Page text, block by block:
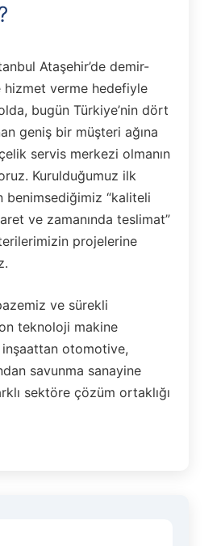
Ataşehir’de demir-
verme hedefiyle
bugün Türkiye’nin dört
geniş bir müşteri ağına
servis merkezi olmanın
Kurulduğumuz ilk
benimsediğimiz “kaliteli
ve zamanında teslimat”
projelerine
ve sürekli
teknoloji makine
otomotive,
savunma sanayine
sektöre çözüm ortaklığı